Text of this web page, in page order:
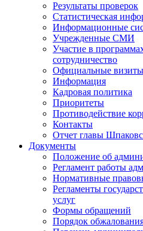
Результаты проверок
Статистическая
Информационные
Учрежденные СМИ
Участие в
сотрудничество
Официальные визиты
Информация
Кадровая политика
Приоритеты
Противодействие
Контакты
Отчет главы
Документы
Положение об
Регламент работы
Нормативные
Регламенты
услуг
Формы обращений
Порядок